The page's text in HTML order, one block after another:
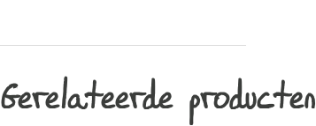
Gerelateerde producten